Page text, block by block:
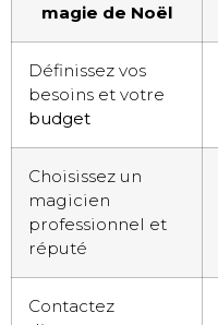
magie de Noël
Définissez vos
besoins et votre
budget
Choisissez un
magicien
professionnel et
réputé
Contactez